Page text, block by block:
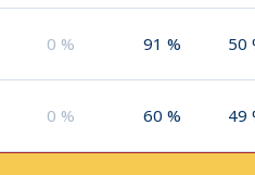
0 % 91 % 50
0 % 60 % 49